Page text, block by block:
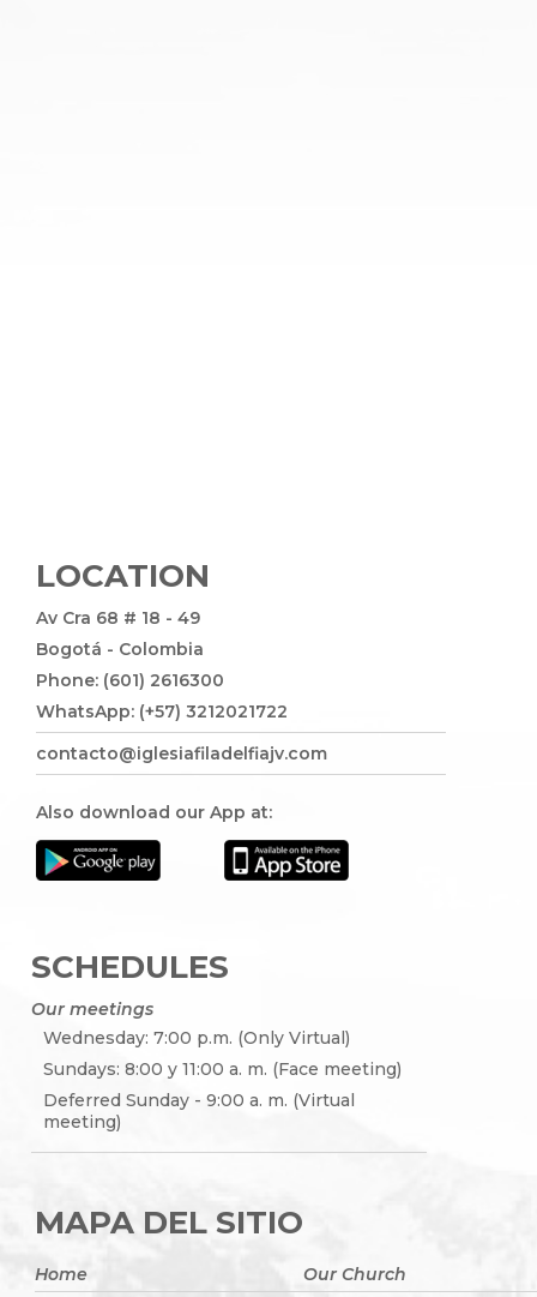
LOCATION
Av Cra 68 # 18 - 49
Bogotá - Colombia
Phone: (601) 2616300
WhatsApp: (+57) 3212021722
contacto@iglesiafiladelfiajv.com
Also download our App at:
SCHEDULES
Our meetings
Wednesday: 7:00 p.m. (Only Virtual)
Sundays: 8:00 y 11:00 a. m. (Face meeting)
Deferred Sunday - 9:00 a. m. (Virtual
meeting)
MAPA DEL SITIO
Home Our Church